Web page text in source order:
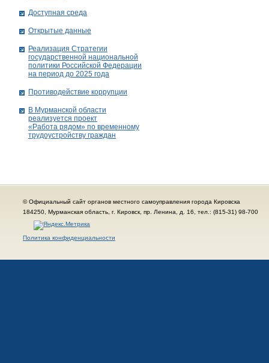
Доступная среда
Открытые данные
Реализация Стратегии
государственной национальной
политики Российской Федерации
на период до 2025 года
Противодействие коррупции
В Мурманской области
реализуется проект
«Работа рядом» по временному
трудоустройству граждан
© Официальный сайт органов местного самоуправления города Кировска
184250, Мурманская область, г. Кировск, пр. Ленина, д. 16, тел.: (815-31) 98-700
Политика конфиденциальности